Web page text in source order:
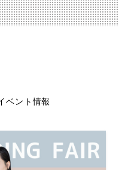
ベント情報